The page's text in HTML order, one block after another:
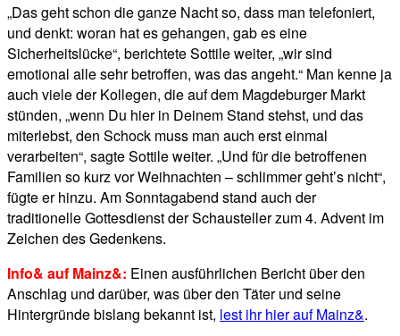
„Das geht schon die ganze Nacht so, dass man telefoniert,
und denkt: woran hat es gehangen, gab es eine
Sicherheitslücke“, berichtete Sottile weiter, „wir sind
emotional alle sehr betroffen, was das angeht.“ Man kenne ja
auch viele der Kollegen, die auf dem Magdeburger Markt
stünden, „wenn Du hier in Deinem Stand stehst, und das
miterlebst, den Schock muss man auch erst einmal
verarbeiten“, sagte Sottile weiter. „Und für die betroffenen
Familien so kurz vor Weihnachten – schlimmer geht’s nicht“,
fügte er hinzu. Am Sonntagabend stand auch der
traditionelle Gottesdienst der Schausteller zum 4. Advent im
Zeichen des Gedenkens.
Info& auf Mainz&: Einen ausführlichen Bericht über den
Anschlag und darüber, was über den Täter und seine
Hintergründe bislang bekannt ist, lest ihr hier auf Mainz&.